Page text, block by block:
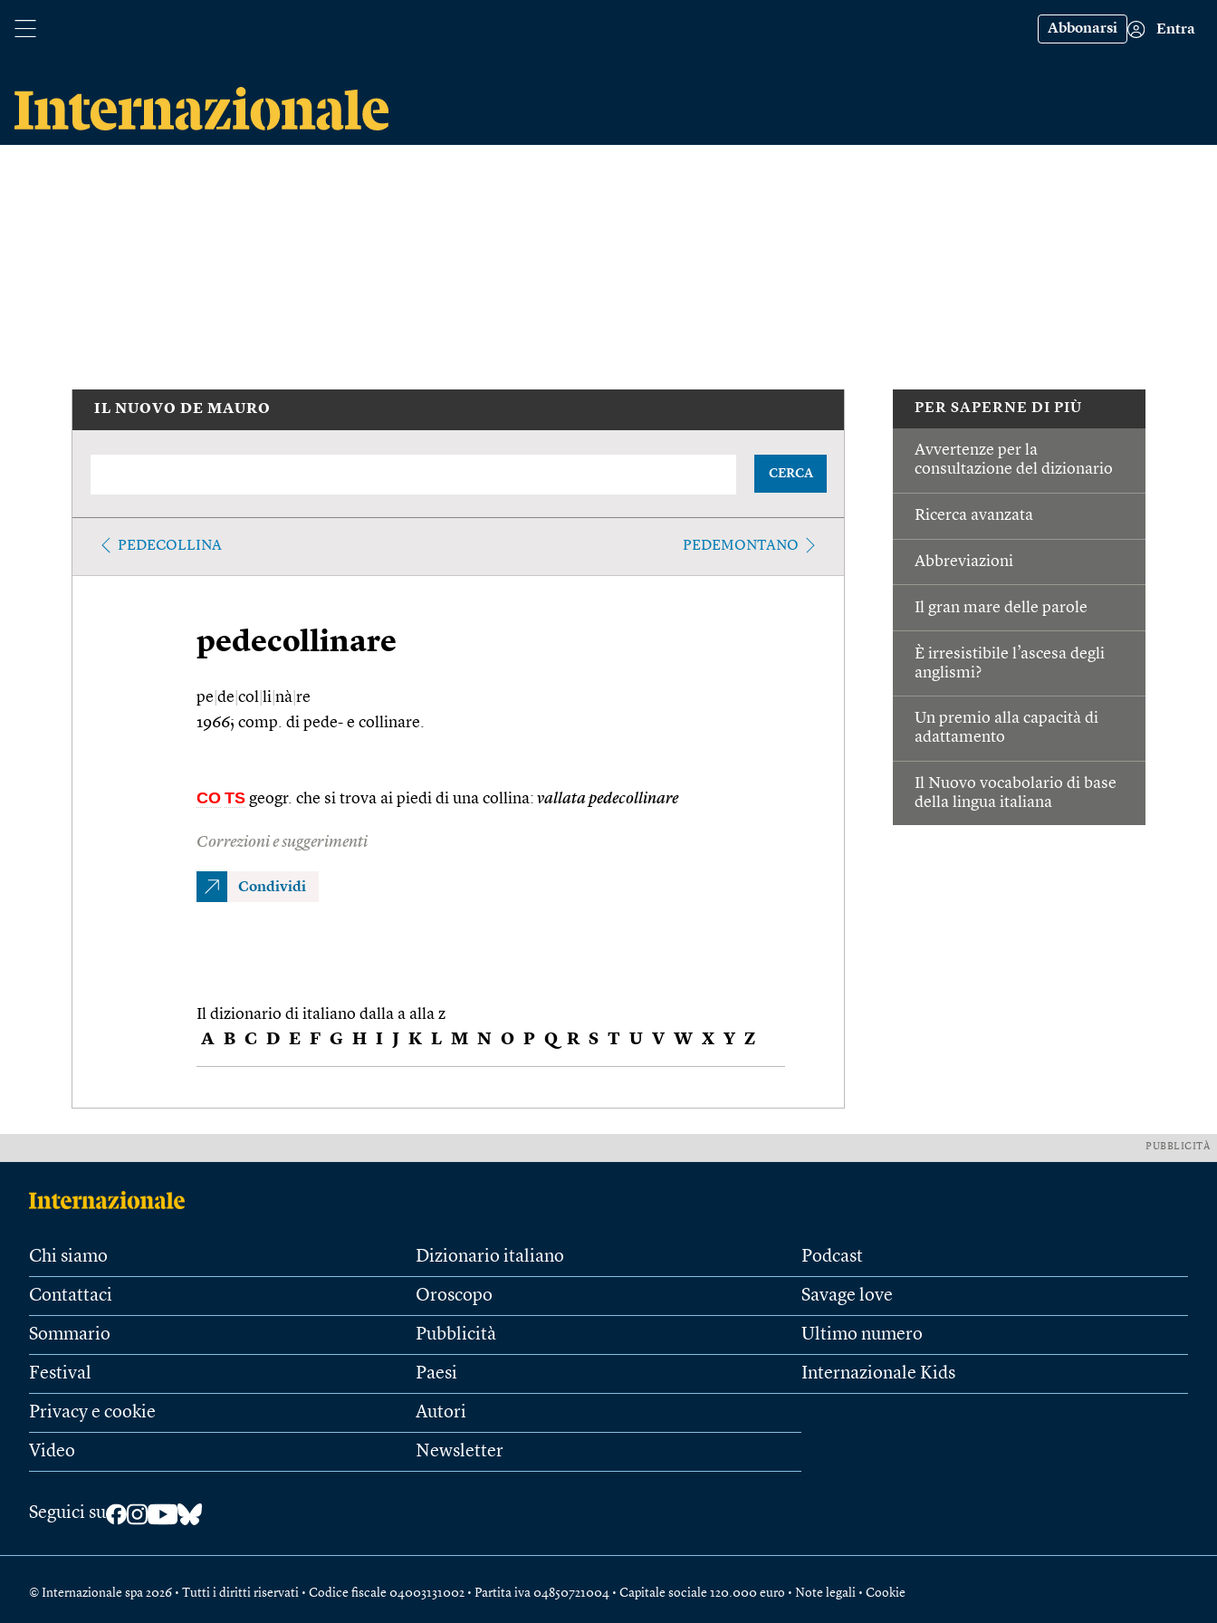
Abbonarsi Entra
PER SAPERNE DI PIÙ
Avvertenze per la
consultazione del dizionario
Ricerca avanzata
Abbreviazioni
Il gran mare delle parole
È irresistibile l’ascesa degli
anglismi?
Un premio alla capacità di
adattamento
Il Nuovo vocabolario di base
della lingua italiana
IL NUOVO DE MAURO
CERCA
PEDECOLLINA PEDEMONTANO
pedecollinare
pe de col li nà re
1966; comp. di pede- e collinare.
CO TS geogr. che si trova ai piedi di una collina: vallata pedecollinare
Correzioni e suggerimenti
Condividi
Il dizionario di italiano dalla a alla z
A B C D E F G H I J K L M N O P Q R S T U V W X Y Z
PUBBLICITÀ
Chi siamo
Contattaci
Sommario
Festival
Privacy e cookie
Video
Dizionario italiano
Oroscopo
Pubblicità
Paesi
Autori
Newsletter
Podcast
Savage love
Ultimo numero
Internazionale Kids
Seguici su
© Internazionale spa 2026 • Tutti i diritti riservati • Codice fiscale 04003131002 • Partita iva 04850721004 • Capitale sociale 120.000 euro • Note legali • Cookie